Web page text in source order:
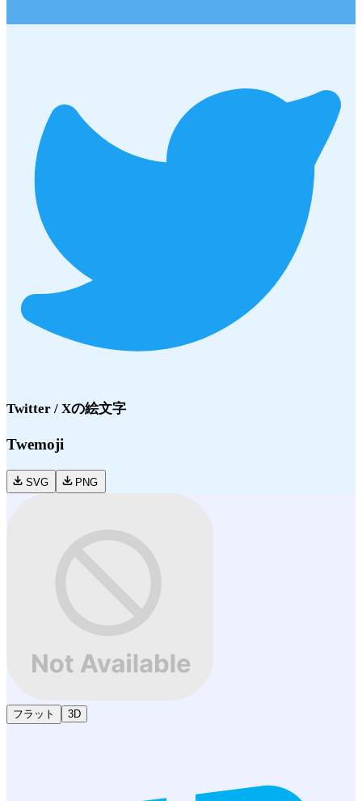
Twitter / Xの絵文字
Twemoji
SVG PNG
フラット 3D